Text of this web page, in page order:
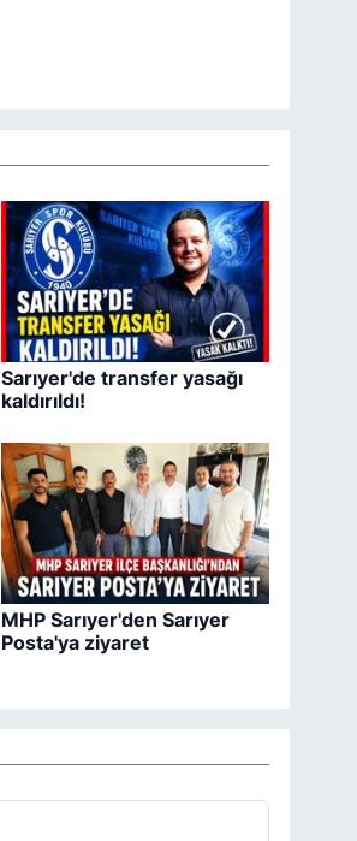
Sarıyer'de transfer yasağı
kaldırıldı!
MHP Sarıyer'den Sarıyer
Posta'ya ziyaret